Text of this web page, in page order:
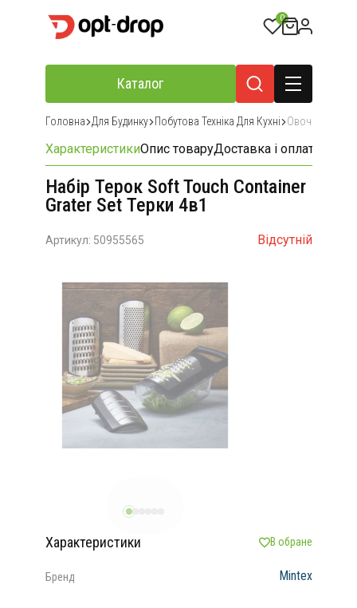
0
Каталог
Головна Для Будинку Побутова Техніка Для Кухні Овочерізки,
ХарактеристикиОпис товаруДоставка і оплата
Набір Терок Soft Touch Container
Grater Set Терки 4в1
Артикул: 50955565 Відсутній
Характеристики В обране
Бренд Mintex